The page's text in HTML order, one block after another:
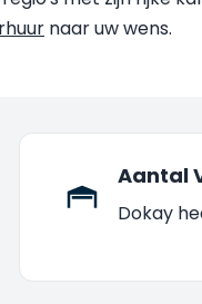
naar uw wens.
Aantal
Dokay